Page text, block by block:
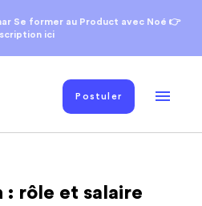
Se former au Product avec Noé 👉
ici
Postuler
: rôle et salaire